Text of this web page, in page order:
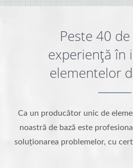
Peste 40
experiență în
elementelor
Ca un producător unic de
noastră de bază este
soluționarea problemelor, cu